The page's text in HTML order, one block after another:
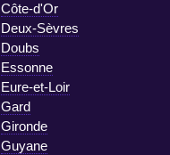
Côte-d'Or
Deux-Sèvres
Doubs
Essonne
Eure-et-Loir
Gard
Gironde
Guyane